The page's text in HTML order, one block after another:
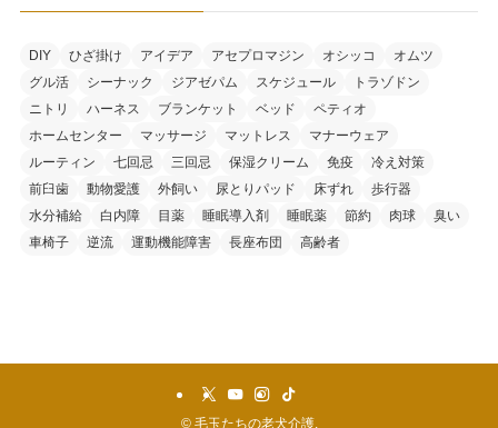
DIY ひざ掛け アイデア アセプロマジン オシッコ
オムツ
グル活
シーナック ジアゼパム スケジュール
トラゾドン
ニトリ
ハーネス ブランケット ベッド
ペティオ
ホームセンター
マッサージ マットレス
マナーウェア
ルーティン
七回忌 三回忌 保湿クリーム 免疫
冷え対策
前臼歯
動物愛護 外飼い 尿とりパッド 床ずれ
歩行器
水分補給
白内障 目薬 睡眠導入剤 睡眠薬 節約 肉球
臭い
車椅子
逆流 運動機能障害 長座布団 高齢者
©毛玉たちの老犬介護.